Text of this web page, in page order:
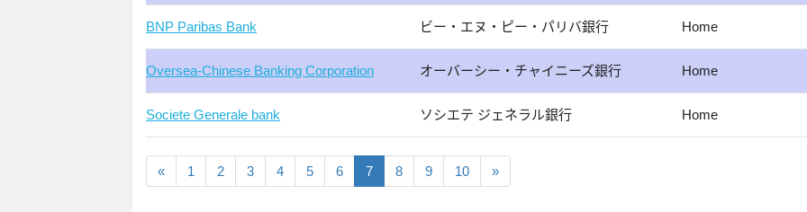
BNP Paribas Bank ビー・エヌ・ピー・パリバ銀行 Home
Oversea-Chinese Banking Corporation オーバーシー・チャイニーズ銀行 Home
Societe Generale bank ソシエテ ジェネラル銀行 Home
« 1 2 3 4 5 6 7 8 9 10 »